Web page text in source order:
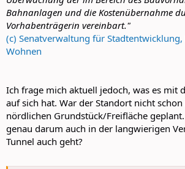
Bahnanlagen und die Kostenübernahme
Vorhabenträgerin vereinbart."
(c) Senatverwaltung für Stadtentwicklung,
Wohnen
Ich frage mich aktuell jedoch, was es mit
auf sich hat. War der Standort nicht
nördlichen Grundstück/Freifläche
genau darum auch in der langwierigen
Tunnel auch geht?